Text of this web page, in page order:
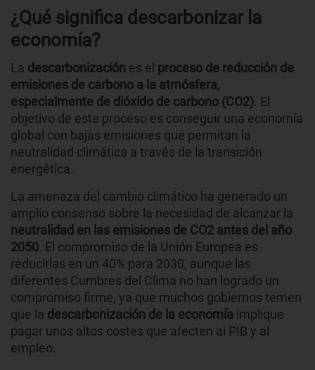
¿Qué significa descarbonizar la
economía?
La descarbonización es el proceso de reducción de
emisiones de carbono a la atmósfera,
especialmente de dióxido de carbono (CO2). El
objetivo de este proceso es conseguir una economía
global con bajas emisiones que permitan la
neutralidad climática a través de la transición
energética.
La amenaza del cambio climático ha generado un
amplio consenso sobre la necesidad de alcanzar la
neutralidad en las emisiones de CO2 antes del año
2050. El compromiso de la Unión Europea es
reducirlas en un 40% para 2030, aunque las
diferentes Cumbres del Clima no han logrado un
compromiso firme, ya que muchos gobiernos temen
que la descarbonización de la economía implique
pagar unos altos costes que afecten al PIB y al
empleo.